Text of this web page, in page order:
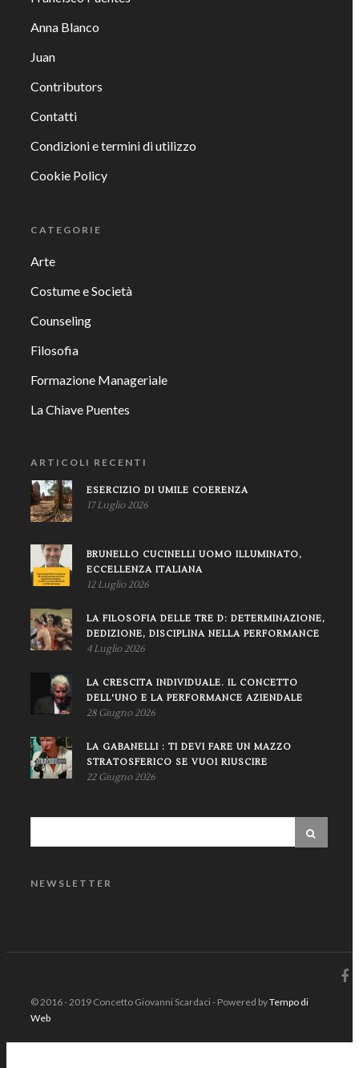
Anna Blanco
Juan
Contributors
Contatti
Condizioni e termini di utilizzo
Cookie Policy
CATEGORIE
Arte
Costume e Società
Counseling
Filosofia
Formazione Manageriale
La Chiave Puentes
ARTICOLI RECENTI
ESERCIZIO DI UMILE COERENZA
17 Luglio 2026
BRUNELLO CUCINELLI UOMO ILLUMINATO,
ECCELLENZA ITALIANA
12 Luglio 2026
LA FILOSOFIA DELLE TRE D: DETERMINAZIONE,
DEDIZIONE, DISCIPLINA NELLA PERFORMANCE
4 Luglio 2026
LA CRESCITA INDIVIDUALE. IL CONCETTO
DELL'UNO E LA PERFORMANCE AZIENDALE
28 Giugno 2026
LA GABANELLI : TI DEVI FARE UN MAZZO
STRATOSFERICO SE VUOI RIUSCIRE
22 Giugno 2026
NEWSLETTER
© 2016 - 2019 Concetto Giovanni Scardaci - Powered byTempo di
Web